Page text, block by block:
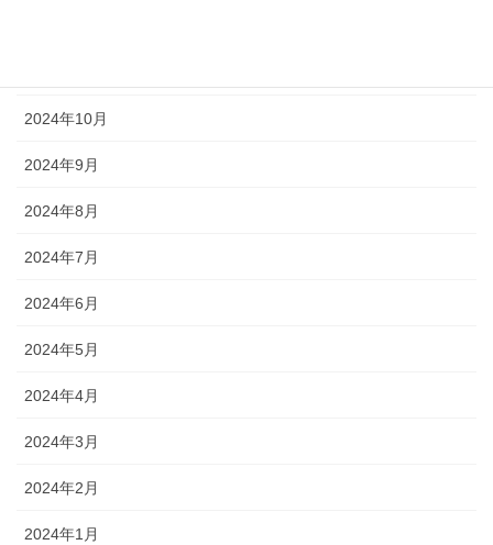
2024年10月
2024年9月
2024年8月
2024年7月
2024年6月
2024年5月
2024年4月
2024年3月
2024年2月
2024年1月